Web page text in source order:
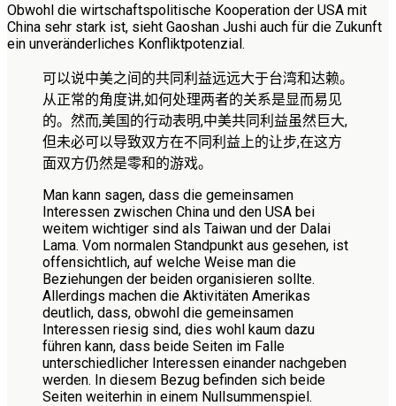
Obwohl die wirtschaftspolitische Kooperation der USA mit
China sehr stark ist, sieht Gaoshan Jushi auch für die Zukunft
ein unveränderliches Konfliktpotenzial.
可以说中美之间的共同利益远远大于台湾和达赖。
从正常的角度讲,如何处理两者的关系是显而易见
的。然而,美国的行动表明,中美共同利 益虽然巨大,
但未必可以导致双方在不同利益上的让步,在这方
面双方仍然是零和的游戏。
Man kann sagen, dass die gemeinsamen
Interessen zwischen China und den USA bei
weitem wichtiger sind als Taiwan und der Dalai
Lama. Vom normalen Standpunkt aus gesehen, ist
offensichtlich, auf welche Weise man die
Beziehungen der beiden organisieren sollte.
Allerdings machen die Aktivitäten Amerikas
deutlich, dass, obwohl die gemeinsamen
Interessen riesig sind, dies wohl kaum dazu
führen kann, dass beide Seiten im Falle
unterschiedlicher Interessen einander nachgeben
werden. In diesem Bezug befinden sich beide
Seiten weiterhin in einem Nullsummenspiel.